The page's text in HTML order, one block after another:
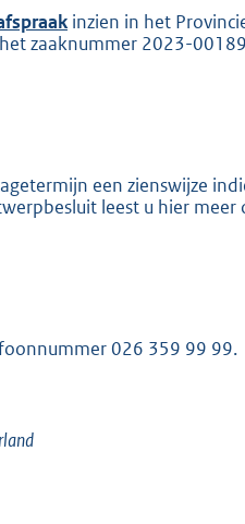
inzien in het
zaaknummer 2023-
een zienswijze
leest u hier meer
026 359 99 99.